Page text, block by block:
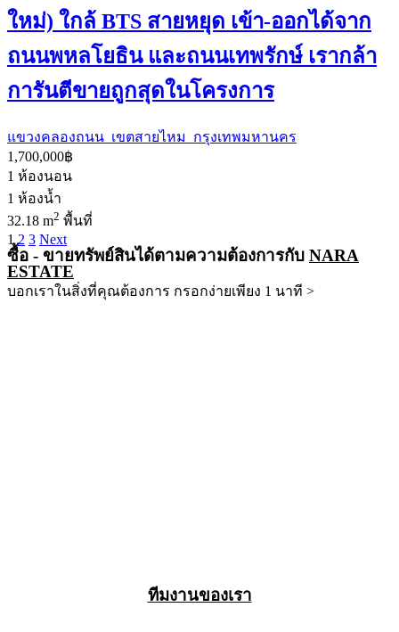
ใหม่) ใกล้ BTS สายหยุด เข้า-ออกได้จาก
ถนนพหลโยธิน และถนนเทพรักษ์ เรากล้า
การันตีขายถูกสุดในโครงการ
แขวงคลองถนน เขตสายไหม กรุงเทพมหานคร
1,700,000฿
1 ห้องนอน
1 ห้องน้ำ
32.18 m2 พื้นที่
1 2 3 Next
ซื้อ - ขายทรัพย์สินได้ตามความต้องการกับ NARA
ESTATE
บอกเราในสิ่งที่คุณต้องการ กรอกง่ายเพียง 1 นาที >
ทีมงานของเรา